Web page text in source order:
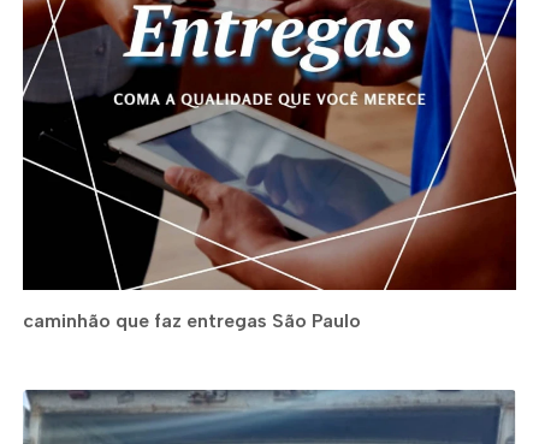
caminhão que faz entregas São Paulo